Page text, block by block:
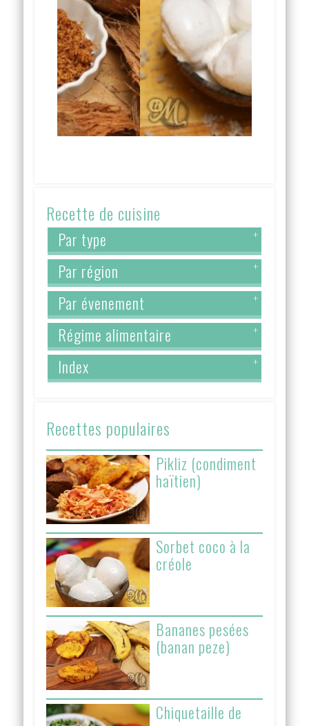
Recette de cuisine
Par type +
Par région +
Par évenement +
Régime alimentaire +
Index +
Recettes populaires
Pikliz (condiment
haïtien)
Sorbet coco à la
créole
Bananes pesées
(banan peze)
Chiquetaille de